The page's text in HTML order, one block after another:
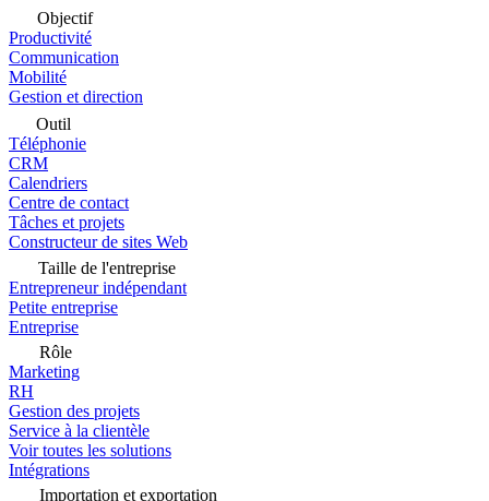
Objectif
Productivité
Communication
Mobilité
Gestion et direction
Outil
Téléphonie
CRM
Calendriers
Centre de contact
Tâches et projets
Constructeur de sites Web
Taille de l'entreprise
Entrepreneur indépendant
Petite entreprise
Entreprise
Rôle
Marketing
RH
Gestion des projets
Service à la clientèle
Voir toutes les solutions
Intégrations
Importation et exportation